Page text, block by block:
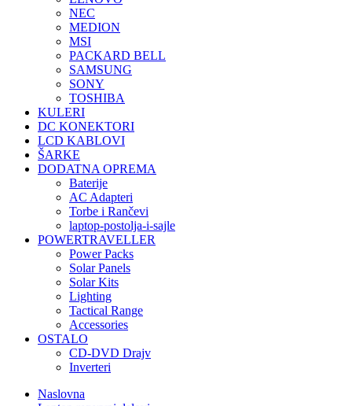
NEC
MEDION
MSI
PACKARD BELL
SAMSUNG
SONY
TOSHIBA
KULERI
DC KONEKTORI
LCD KABLOVI
ŠARKE
DODATNA OPREMA
Baterije
AC Adapteri
Torbe i Rančevi
laptop-postolja-i-sajle
POWERTRAVELLER
Power Packs
Solar Panels
Solar Kits
Lighting
Tactical Range
Accessories
OSTALO
CD-DVD Drajv
Inverteri
Naslovna